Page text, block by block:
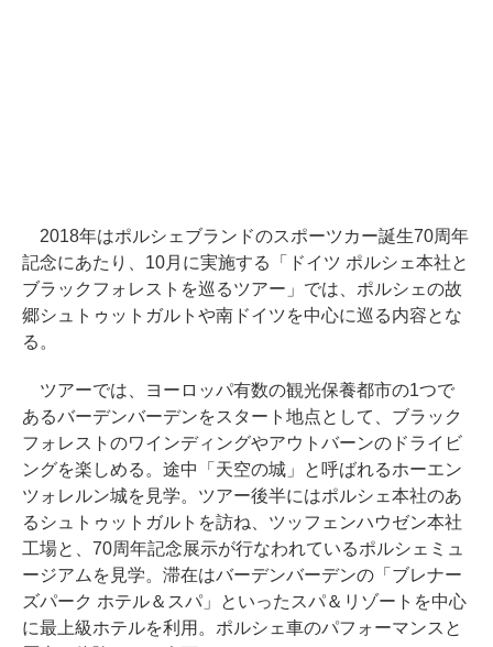
2018年はポルシェブランドのスポーツカー誕生70周年
記念にあたり、10月に実施する「ドイツ ポルシェ本社と
ブラックフォレストを巡るツアー」では、ポルシェの故
郷シュトゥットガルトや南ドイツを中心に巡る内容とな
る。
ツアーでは、ヨーロッパ有数の観光保養都市の1つで
あるバーデンバーデンをスタート地点として、ブラック
フォレストのワインディングやアウトバーンのドライビ
ングを楽しめる。途中「天空の城」と呼ばれるホーエン
ツォレルン城を見学。ツアー後半にはポルシェ本社のあ
るシュトゥットガルトを訪ね、ツッフェンハウゼン本社
工場と、70周年記念展示が行なわれているポルシェミュ
ージアムを見学。滞在はバーデンバーデンの「ブレナー
ズパーク ホテル＆スパ」といったスパ＆リゾートを中心
に最上級ホテルを利用。ポルシェ車のパフォーマンスと